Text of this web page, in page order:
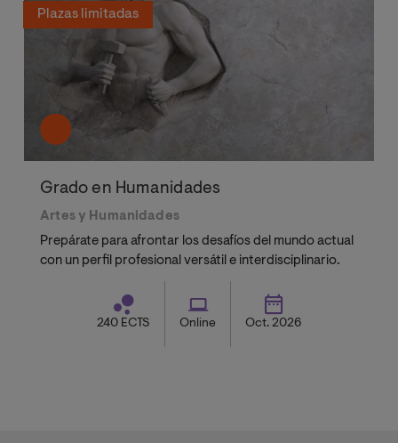
Plazas limitadas
Grado en Humanidades
Artes y Humanidades
Prepárate para afrontar los desafíos del mundo actual
con un perfil profesional versátil e interdisciplinario.
240 ECTS Online Oct. 2026